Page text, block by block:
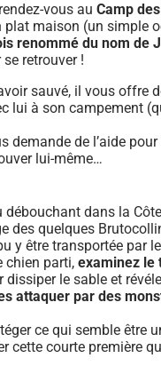
vous au Camp
plat maison (un simple
renommé du nom de
retrouver !
sauvé, il vous offre
lui à son campement
demande de l’aide pour
lui-même…
débouchant dans la
des quelques
y être transportée par
chien parti, examinez le
dissiper le sable et
attaquer par des
ce qui semble être
cette courte première